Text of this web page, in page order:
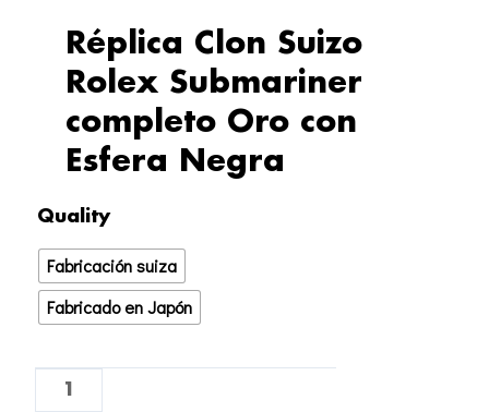
Réplica Clon Suizo
Rolex Submariner
completo Oro con
Esfera Negra
Quality
Fabricación suiza
Fabricado en Japón
Réplica
Suizo
Rolex
Submariner
completo